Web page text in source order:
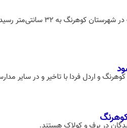
مدیرکل هواشناسی چهارمحال و بختیاری با
و اردل فردا با تاخیر و در سایر